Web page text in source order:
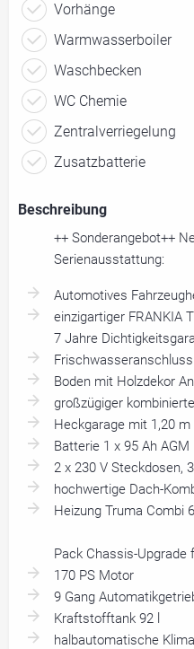
Vorhänge
Warmwasserboiler
Waschbecken
WC Chemie
Zentralverriegelung
Zusatzbatterie
Beschreibung
++ Sonderangebot++
Serienausstattung:
Automotives
einzigartiger FRANKIA
7 Jahre
Boden mit Holzdekor
großzügiger
Heckgarage mit 1,20 m
Batterie 1 x 95 Ah AGM
2 x 230 V Steckdosen,
hochwertige Dach-
Heizung Truma Combi 6
Pack Chassis-Upgrade
170 PS Motor
9 Gang
Kraftstofftank 92 l
halbautomatische